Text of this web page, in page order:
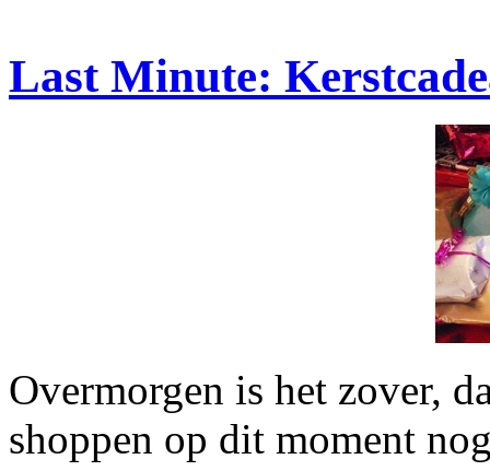
Last Minute:
Overmorgen is het zover,
shoppen op dit moment